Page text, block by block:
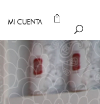
MI CUENTA